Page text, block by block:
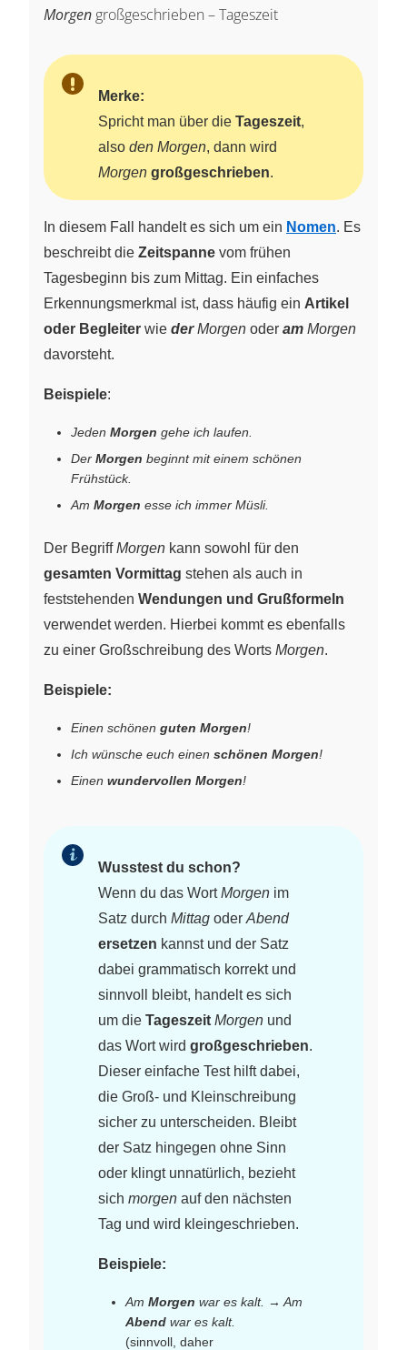
Morgen großgeschrieben – Tageszeit
Merke:
Spricht man über die Tageszeit,
also den Morgen, dann wird
Morgen großgeschrieben.
In diesem Fall handelt es sich um ein Nomen. Es
beschreibt die Zeitspanne vom frühen
Tagesbeginn bis zum Mittag. Ein einfaches
Erkennungsmerkmal ist, dass häufig ein Artikel
oder Begleiter wie der Morgen oder am Morgen
davorsteht.
Beispiele:
Jeden Morgen gehe ich laufen.
Der Morgen beginnt mit einem schönen
Frühstück.
Am Morgen esse ich immer Müsli.
Der BegriffMorgen kann sowohl für den
gesamten Vormittag stehen als auch in
feststehenden Wendungen und Grußformeln
verwendet werden. Hierbei kommt es ebenfalls
zu einer Großschreibung des Worts Morgen.
Beispiele:
Einen schönen guten Morgen!
Ich wünsche euch einen schönen Morgen!
Einen wundervollen Morgen!
Wusstest du schon?
Wenn du das WortMorgen im
Satz durch Mittag oder Abend
ersetzen kannst und der Satz
dabei grammatisch korrekt und
sinnvoll bleibt, handelt es sich
um die Tageszeit Morgen und
das Wort wird großgeschrieben.
Dieser einfache Test hilft dabei,
die Groß- und Kleinschreibung
sicher zu unterscheiden. Bleibt
der Satz hingegen ohne Sinn
oder klingt unnatürlich, bezieht
sich morgen auf den nächsten
Tag und wird kleingeschrieben.
Beispiele:
Am Morgen war es kalt. → Am
Abend war es kalt.
(sinnvoll, daher